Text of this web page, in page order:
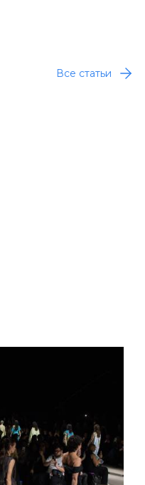
Все статьи